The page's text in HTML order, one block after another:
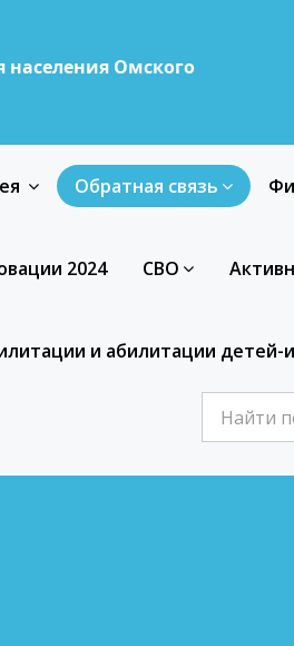
Омского
Обратная связь
2024 СВО
и абилитации детей-